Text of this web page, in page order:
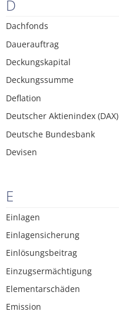
D
Dachfonds
Dauerauftrag
Deckungskapital
Deckungssumme
Deflation
Deutscher Aktienindex (DAX)
Deutsche Bundesbank
Devisen
E
Einlagen
Einlagensicherung
Einlösungsbeitrag
Einzugsermächtigung
Elementarschäden
Emission